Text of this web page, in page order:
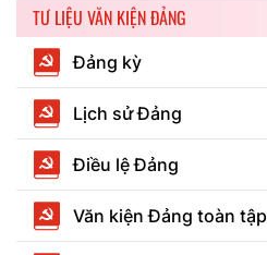
TƯ LIỆU VĂN KIỆN ĐẢNG
Đảng kỳ
Lịch sử Đảng
Điều lệ Đảng
Văn kiện Đảng toàn tập